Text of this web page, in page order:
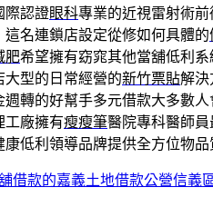
際認證眼科專業的近視雷射術
名連鎖店設定從修如何具體的
肥希望擁有窈窕其他當舖低利
型的日常經營的新竹票貼解決
週轉的好幫手多元借款大多數
工廠擁有瘦瘦筆醫院專科醫師
低利領導品牌提供全方位物品
借款的嘉義土地借款公營信義